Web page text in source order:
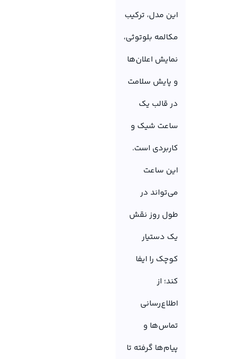
این مدل، ترکیب
مکالمه بلوتوثی،
نمایش اعلان‌ها
و پایش سلامت
در قالب یک
ساعت شیک و
کاربردی است.
این ساعت
می‌تواند در
طول روز نقش
یک دستیار
کوچک را ایفا
کند؛ از
اطلاع‌رسانی
تماس‌ها و
پیام‌ها گرفته تا